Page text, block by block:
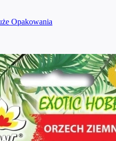
Opakowania